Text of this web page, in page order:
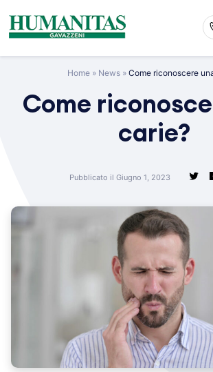
content
Home » News » Come riconoscere
Come
carie?
Pubblicato il Giugno 1, 2023